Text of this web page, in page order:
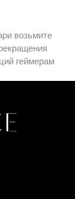
возьмите
геймерам